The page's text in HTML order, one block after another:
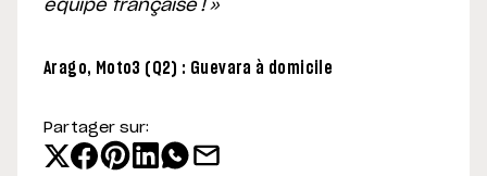
équipe française ! »
Arago, Moto3 (Q2) : Guevara à domicile
Partager sur: